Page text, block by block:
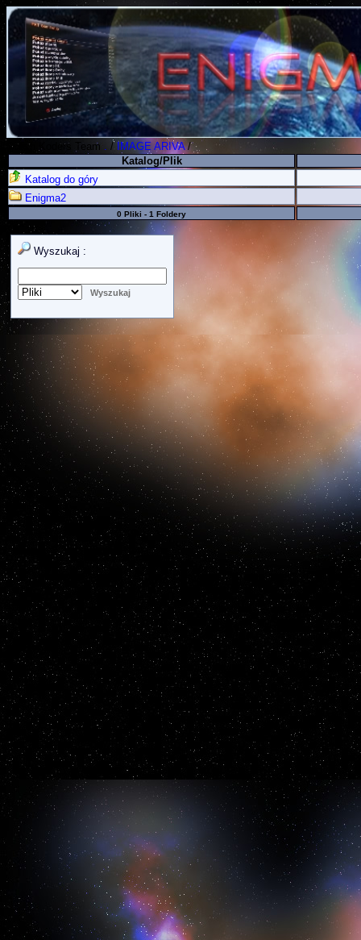
Polish Koders Team /IMAGE ARIVA/
Katalog/Plik
Katalog do góry
Enigma2
0 Pliki - 1 Foldery
Wyszukaj :